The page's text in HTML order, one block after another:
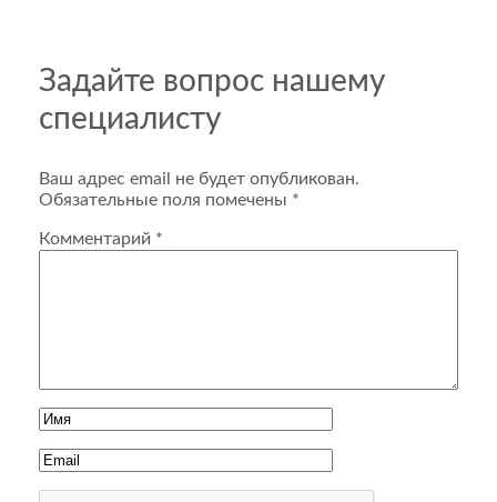
Задайте вопрос нашему
специалисту
Ваш адрес email не будет опубликован.
Обязательные поля помечены *
Комментарий *